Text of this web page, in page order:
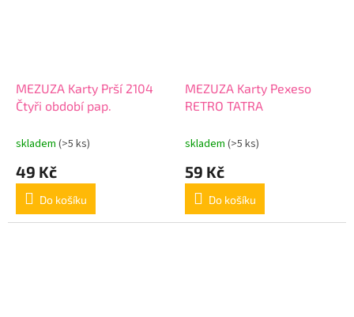
MEZUZA Karty Prší 2104
Čtyři období pap.
skladem (>5 ks)
49 Kč
Do košíku
MEZUZA Karty Pexeso
RETRO TATRA
skladem (>5 ks)
59 Kč
Do košíku